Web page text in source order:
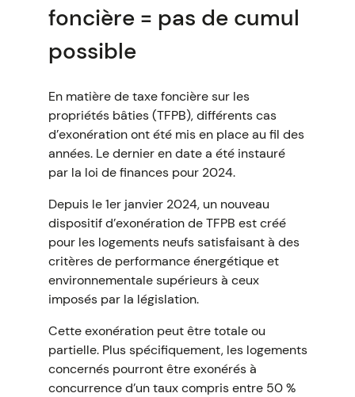
foncière = pas de cumul
possible
En matière de taxe foncière sur les
propriétés bâties (TFPB), différents cas
d’exonération ont été mis en place au fil des
années. Le dernier en date a été instauré
par la loi de finances pour 2024.
Depuis le 1er janvier 2024, un nouveau
dispositif d’exonération de TFPB est créé
pour les logements neufs satisfaisant à des
critères de performance énergétique et
environnementale supérieurs à ceux
imposés par la législation.
Cette exonération peut être totale ou
partielle. Plus spécifiquement, les logements
concernés pourront être exonérés à
concurrence d’un taux compris entre 50 %